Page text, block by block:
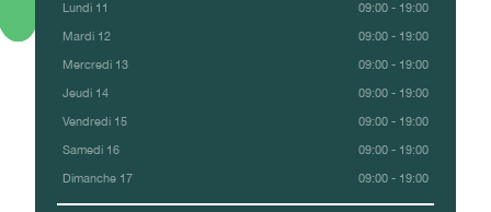
Lundi 11 09:00 - 19:00
Mardi 12 09:00 - 19:00
Mercredi 13 09:00 - 19:00
Jeudi 14 09:00 - 19:00
Vendredi 15 09:00 - 19:00
Samedi 16 09:00 - 19:00
Dimanche 17 09:00 - 19:00